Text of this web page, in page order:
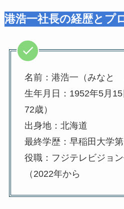
港浩一社長の経歴とプ
名前：港浩一（みなと
生年月日：1952年5月
72歳）
出身地：北海道
最終学歴：早稲田大学
役職：フジテレビジョ
（2022年から